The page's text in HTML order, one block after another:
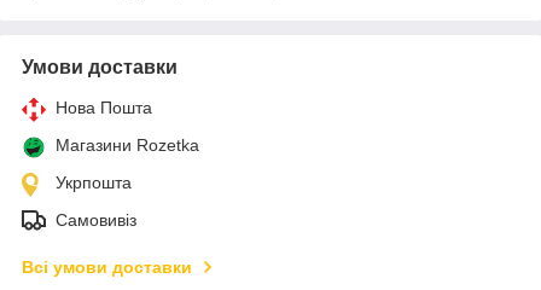
Умови доставки
Нова Пошта
Магазини Rozetka
Укрпошта
Самовивіз
Всі умови доставки